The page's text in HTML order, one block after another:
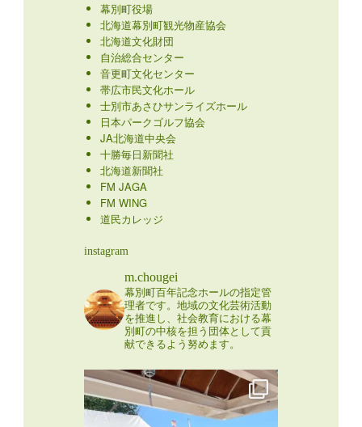
幕別町役場
北海道幕別町観光物産協会
北海道文化財団
自治総合センター
音更町文化センター
帯広市民文化ホール
士別市あさひサンライズホール
日本パークゴルフ協会
JA北海道中央会
十勝毎日新聞社
北海道新聞社
FM JAGA
FM WING
道民カレッジ
instagram
m.chougei
幕別町百年記念ホールの指定管
理者です。地域の文化芸術活動
を推進し、社会教育における幕
別町の中核を担う団体として貢
献できるよう努めます。